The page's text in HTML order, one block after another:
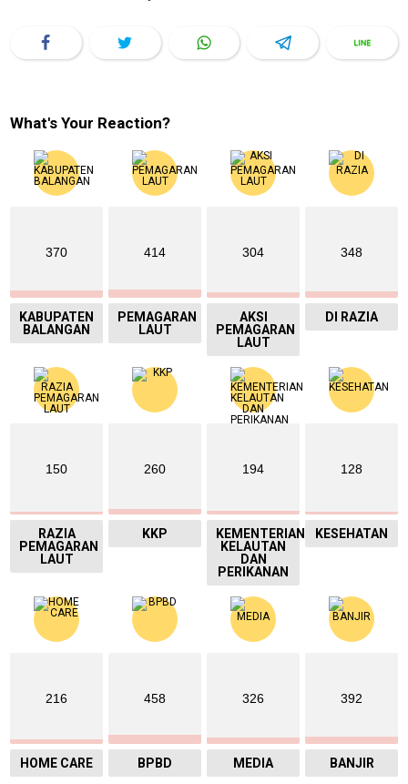
What's Your Reaction?
370
KABUPATEN
BALANGAN
414
PEMAGARAN
LAUT
304
AKSI
PEMAGARAN
LAUT
348
DI RAZIA
150
RAZIA
PEMAGARAN
LAUT
260
KKP
194
KEMENTERIAN
KELAUTAN
DAN
PERIKANAN
128
KESEHATAN
216
HOME CARE
458
BPBD
326
MEDIA
392
BANJIR